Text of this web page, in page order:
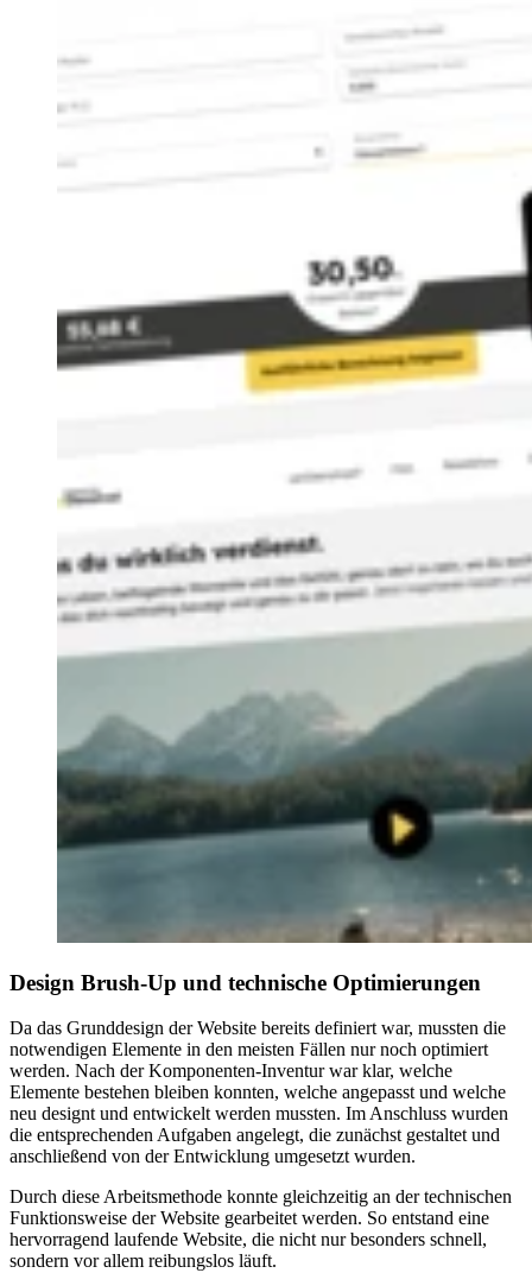
Design Brush-Up und technische Optimierungen
Da das Grunddesign der Website bereits definiert war, mussten die
notwendigen Elemente in den meisten Fällen nur noch optimiert
werden. Nach der Komponenten-Inventur war klar, welche
Elemente bestehen bleiben konnten, welche angepasst und welche
neu designt und entwickelt werden mussten. Im Anschluss wurden
die entsprechenden Aufgaben angelegt, die zunächst gestaltet und
anschließend von der Entwicklung umgesetzt wurden.
Durch diese Arbeitsmethode konnte gleichzeitig an der technischen
Funktionsweise der Website gearbeitet werden. So entstand eine
hervorragend laufende Website, die nicht nur besonders schnell,
sondern vor allem reibungslos läuft.